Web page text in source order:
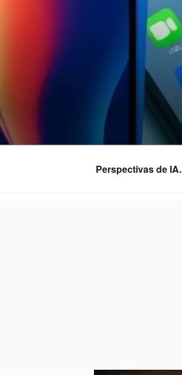
Perspectivas de IA.